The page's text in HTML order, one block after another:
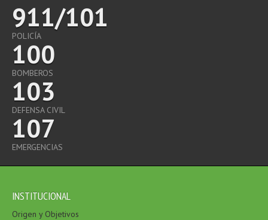
911/101
POLICÍA
100
BOMBEROS
103
DEFENSA CIVIL
107
EMERGENCIAS
INSTITUCIONAL
Origen y Objetivos